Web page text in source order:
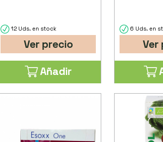
12 Uds. en stock
Ver precio
Añadir
6 Uds. en
Ver